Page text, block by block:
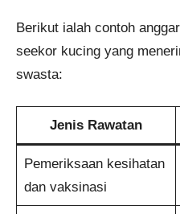
Berikut ialah contoh
seekor kucing yang
swasta:
Jenis Rawatan
Pemeriksaan kesihatan
dan vaksinasi